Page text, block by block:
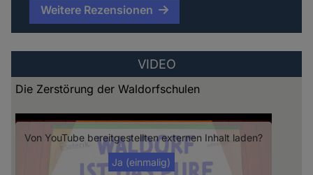
Weitere Rezensionen
VIDEO
Die Zerstörung der Waldorfschulen
Von YouTube bereitgestellten externen Inhalt laden?
Ja (einmalig)